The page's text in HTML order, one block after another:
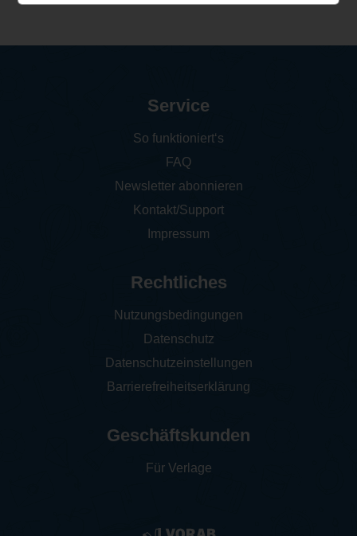
Service
So funktioniert‘s
FAQ
Newsletter abonnieren
Kontakt/Support
Impressum
Rechtliches
Nutzungsbedingungen
Datenschutz
Datenschutzeinstellungen
Barrierefreiheitserklärung
Geschäftskunden
Für Verlage